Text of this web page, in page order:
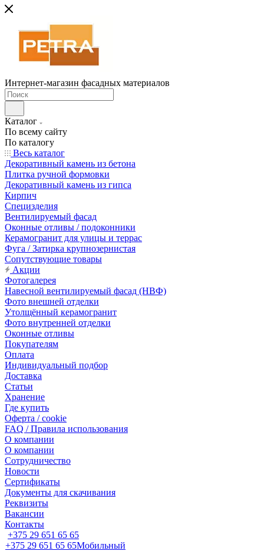
Интернет-магазин фасадных материалов
Каталог
По всему сайту
По каталогу
Весь каталог
Декоративный камень из бетона
Плитка ручной формовки
Декоративный камень из гипса
Кирпич
Специзделия
Вентилируемый фасад
Оконные отливы / подоконники
Керамогранит для улицы и террас
Фуга / Затирка крупнозернистая
Сопутствующие товары
Акции
Фотогалерея
Навесной вентилируемый фасад (НВФ)
Фото внешней отделки
Утолщённый керамогранит
Фото внутренней отделки
Оконные отливы
Покупателям
Оплата
Индивидуальный подбор
Доставка
Статьи
Хранение
Где купить
Оферта / cookie
FAQ / Правила использования
О компании
О компании
Сотрудничество
Новости
Сертификаты
Документы для скачивания
Реквизиты
Вакансии
Контакты
+375 29 651 65 65
+375 29 651 65 65Мобильный